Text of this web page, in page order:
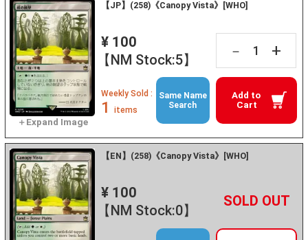
【JP】(258)《Canopy Vista》[WHO]
¥ 100
【NM Stock:5】
－ +
Add to
Cart
Weekly Sold :
1 items
Same Name
Search
【EN】(258)《Canopy Vista》[WHO]
¥ 100
【NM Stock:0】
－ +